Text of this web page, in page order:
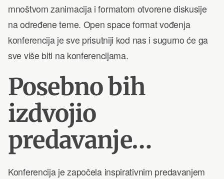
mnoštvom zanimacija i formatom otvorene diskusije
na određene teme. Open space format vođenja
konferencija je sve prisutniji kod nas i sugurno će ga
sve više biti na konferencijama.
Posebno bih
izdvojio
predavanje…
Konferencija je započela inspirativnim predavanjem